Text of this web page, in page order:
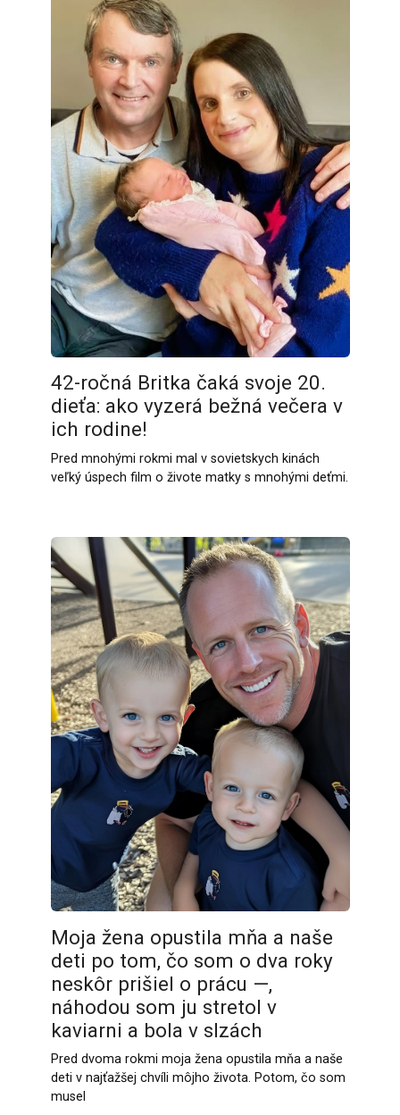
42-ročná Britka čaká svoje 20.
dieťa: ako vyzerá bežná večera v
ich rodine!
Pred mnohými rokmi mal v sovietskych kinách
veľký úspech film o živote matky s mnohými deťmi.
Moja žena opustila mňa a naše
deti po tom, čo som o dva roky
neskôr prišiel o prácu —,
náhodou som ju stretol v
kaviarni a bola v slzách
Pred dvoma rokmi moja žena opustila mňa a naše
deti v najťažšej chvíli môjho života. Potom, čo som
musel